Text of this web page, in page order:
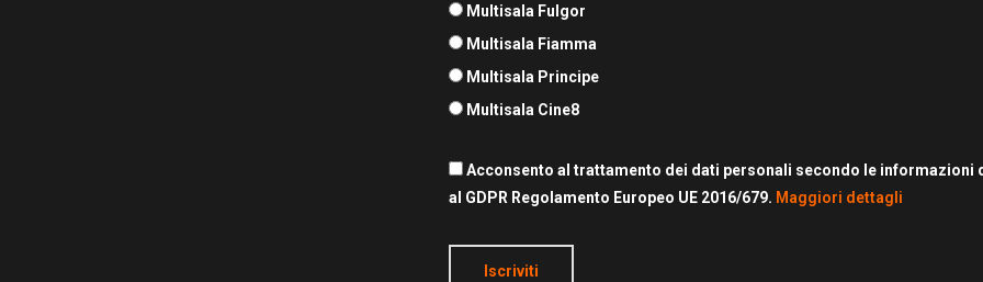
Multisala Fulgor
Multisala Fiamma
Multisala Principe
Multisala Cine8
Acconsento al trattamento dei dati personali secondo le informazioni
al GDPR Regolamento Europeo UE 2016/679. Maggiori dettagli
Iscriviti